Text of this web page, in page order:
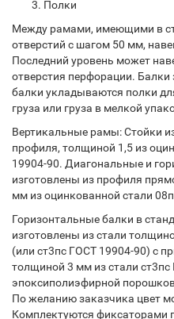
Полки
Между рамами, имеющими в
отверстий с шагом 50 мм,
Последний уровень может
отверстия перфорации.
балки укладываются полки
груза или груза в мелкой
Вертикальные рамы: Стойки
профиля, толщиной 1,5 из
19904-90. Диагональные и
изготовлены из профиля
мм из оцинкованной стали
Горизонтальные балки в
изготовлены из стали
(или ст3пс ГОСТ 19904-90) с
толщиной 3 мм из стали
эпоксиполиэфирной
По желанию заказчика цвет
Комплектуются фиксаторами